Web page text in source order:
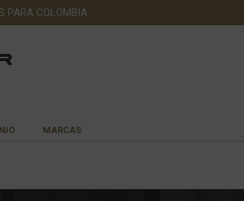
PARA COLOMBIA
MARCAS